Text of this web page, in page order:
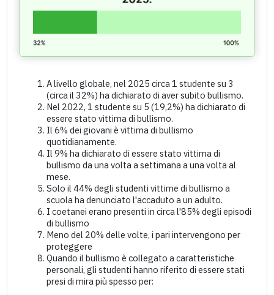
A livello globale, nel 2025 circa 1 studente su 3
(circa il 32%) ha dichiarato di aver subito bullismo.
Nel 2022, 1 studente su 5 (19,2%) ha dichiarato di
essere stato vittima di bullismo.
Il 6% dei giovani è vittima di bullismo
quotidianamente.
Il 9% ha dichiarato di essere stato vittima di
bullismo da una volta a settimana a una volta al
mese.
Solo il 44% degli studenti vittime di bullismo a
scuola ha denunciato l'accaduto a un adulto.
I coetanei erano presenti in circa l'85% degli episodi
di bullismo
Meno del 20% delle volte, i pari intervengono per
proteggere
Quando il bullismo è collegato a caratteristiche
personali, gli studenti hanno riferito di essere stati
presi di mira più spesso per: